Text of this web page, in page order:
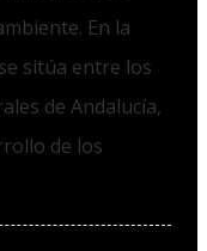
En la
sitúa entre los
de Andalucía,
de los